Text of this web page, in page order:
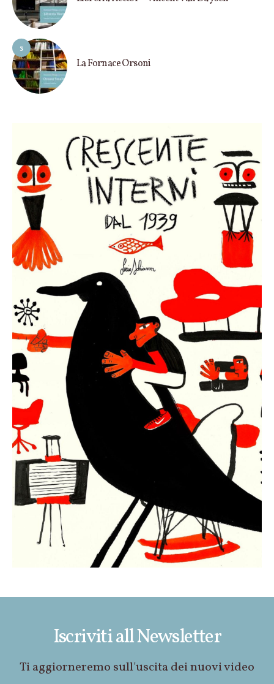
3
La Fornace Orsoni
Iscriviti all Newsletter
Ti aggiorneremo sull'uscita dei nuovi video